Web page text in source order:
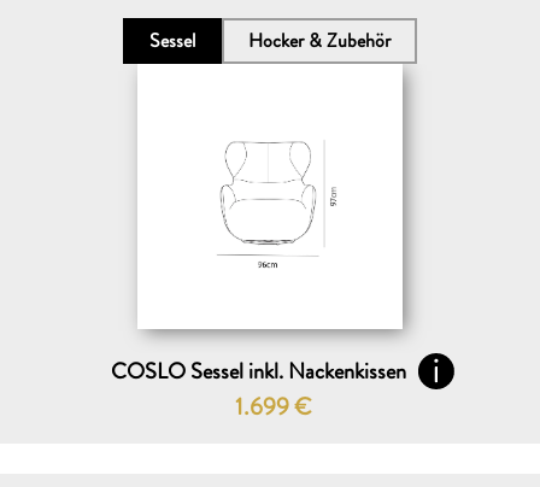
Sessel Hocker & Zubehör
COSLO Sessel inkl. Nackenkissen
1.699€